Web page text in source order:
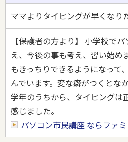
ママよりタイピングが早くなり
【保護者の方より】 小学校で
え、今後の事も考え、習い始め
もきっちりできるようになって
んでいます。変な癖がつくとな
学年のうちから、タイピングは
感じました。
パソコン市民講座 ならファ